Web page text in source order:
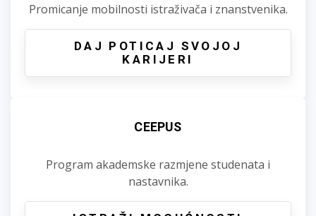
Promicanje mobilnosti istraživača i znanstvenika.
DAJ POTICAJ SVOJOJ
KARIJERI
CEEPUS
Program akademske razmjene studenata i
nastavnika.